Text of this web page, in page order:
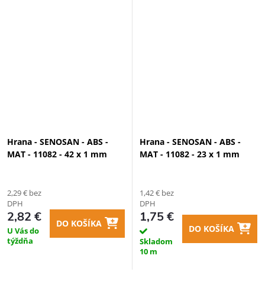
Hrana - SENOSAN - ABS -
MAT - 11082 - 42 x 1 mm
2,29 € bez
DPH
2,82 €
U Vás do
týždňa
DO KOŠÍKA
Hrana - SENOSAN - ABS -
MAT - 11082 - 23 x 1 mm
1,42 € bez
DPH
1,75 €
Skladom
10 m
DO KOŠÍKA